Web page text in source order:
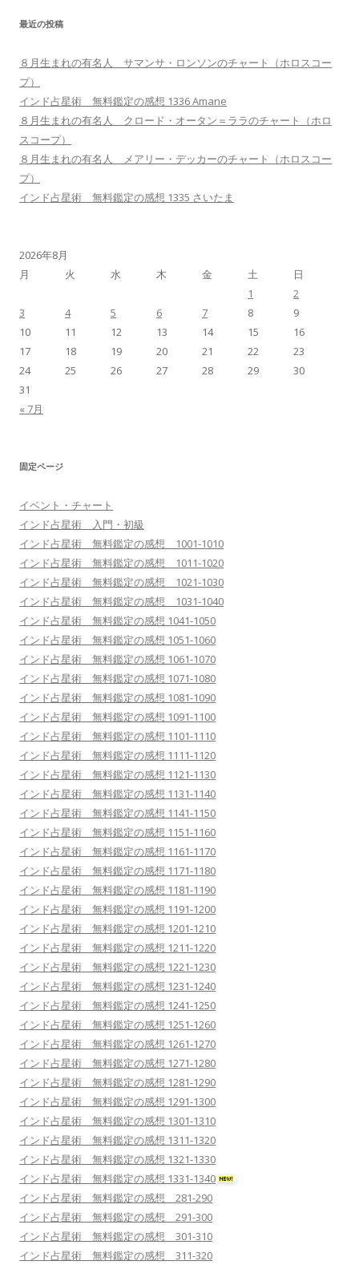
最近の投稿
８月生まれの有名人 サマンサ・ロンソンのチャート（ホロスコー
プ）
インド占星術 無料鑑定の感想 1336 Amane
８月生まれの有名人 クロード・オータン＝ララのチャート（ホロ
スコープ）
８月生まれの有名人 メアリー・デッカーのチャート（ホロスコー
プ）
インド占星術 無料鑑定の感想 1335 さいたま
2026年8月
月
火 水 木 金 土 日
« 7月
1
2
3
4 5 6 7 8
9
10
11 12 13 14 15
16
17
18 19 20 21 22
23
24
25 26 27 28 29
30
31
固定ページ
イベント・チャート
インド占星術 入門・初級
インド占星術 無料鑑定の感想 1001-1010
インド占星術 無料鑑定の感想 1011-1020
インド占星術 無料鑑定の感想 1021-1030
インド占星術 無料鑑定の感想 1031-1040
インド占星術 無料鑑定の感想 1041-1050
インド占星術 無料鑑定の感想 1051-1060
インド占星術 無料鑑定の感想 1061-1070
インド占星術 無料鑑定の感想 1071-1080
インド占星術 無料鑑定の感想 1081-1090
インド占星術 無料鑑定の感想 1091-1100
インド占星術 無料鑑定の感想 1101-1110
インド占星術 無料鑑定の感想 1111-1120
インド占星術 無料鑑定の感想 1121-1130
インド占星術 無料鑑定の感想 1131-1140
インド占星術 無料鑑定の感想 1141-1150
インド占星術 無料鑑定の感想 1151-1160
インド占星術 無料鑑定の感想 1161-1170
インド占星術 無料鑑定の感想 1171-1180
インド占星術 無料鑑定の感想 1181-1190
インド占星術 無料鑑定の感想 1191-1200
インド占星術 無料鑑定の感想 1201-1210
インド占星術 無料鑑定の感想 1211-1220
インド占星術 無料鑑定の感想 1221-1230
インド占星術 無料鑑定の感想 1231-1240
インド占星術 無料鑑定の感想 1241-1250
インド占星術 無料鑑定の感想 1251-1260
インド占星術 無料鑑定の感想 1261-1270
インド占星術 無料鑑定の感想 1271-1280
インド占星術 無料鑑定の感想 1281-1290
インド占星術 無料鑑定の感想 1291-1300
インド占星術 無料鑑定の感想 1301-1310
インド占星術 無料鑑定の感想 1311-1320
インド占星術 無料鑑定の感想 1321-1330
インド占星術 無料鑑定の感想 1331-1340
インド占星術 無料鑑定の感想 281-290
インド占星術 無料鑑定の感想 291-300
インド占星術 無料鑑定の感想 301-310
インド占星術 無料鑑定の感想 311-320